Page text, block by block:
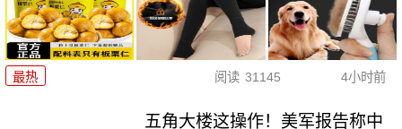
最热 阅读 31145 4小时前
五角大楼这操作！美军报告称中